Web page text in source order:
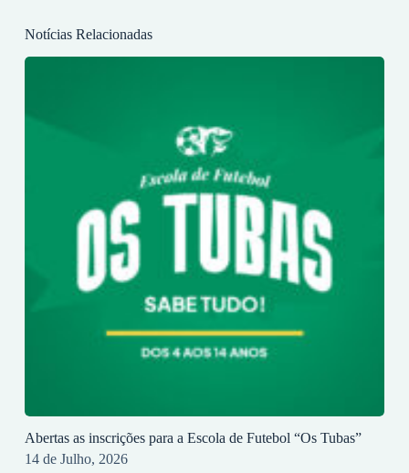
Notícias Relacionadas
Abertas as inscrições para a Escola de Futebol “Os Tubas”
14 de Julho, 2026